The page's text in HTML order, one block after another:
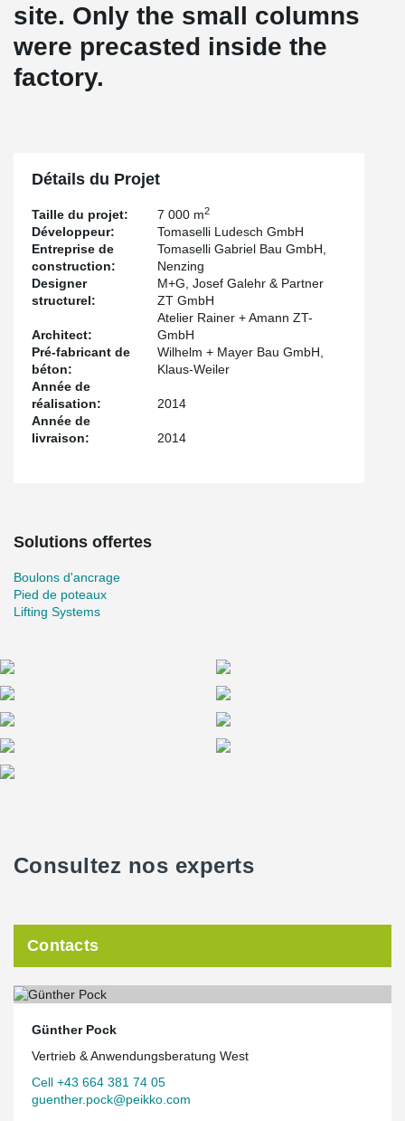
site. Only the small columns
were precasted inside the
factory.
Détails du Projet
Taille du projet: 7 000 m2
Développeur:
Tomaselli Ludesch GmbH
Entreprise de
construction:
Tomaselli Gabriel Bau GmbH,
Nenzing
Designer
structurel:
M+G, Josef Galehr & Partner
ZT GmbH
Architect:
Atelier Rainer + Amann ZT-
GmbH
Pré-fabricant de
béton:
Wilhelm + Mayer Bau GmbH,
Klaus-Weiler
Année de
réalisation:
2014
Année de
livraison:
2014
Solutions offertes
Boulons d'ancrage
Pied de poteaux
Lifting Systems
Consultez nos experts
Contacts
Günther Pock
Vertrieb & Anwendungsberatung West
Cell +43 664 381 74 05
guenther.pock@peikko.com